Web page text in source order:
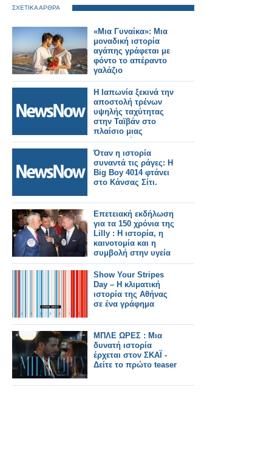
ΣΧΕΤΙΚΑ ΑΡΘΡΑ
«Μια Γυναίκα»: Μια
μοναδική ιστορία
αγάπης γράφεται με
φόντο το απέραντο
γαλάζιο
Η Ιαπωνία ξεκινά την
αποστολή τρένων
υψηλής ταχύτητας
στην Ταϊβάν στο
πλαίσιο μιας
σημαντικής
σιδηροδρομικής
παραγγελίας.
Όταν η ιστορία
συναντά τις ράγες: Η
Big Boy 4014 φτάνει
στο Κάνσας Σίτι.
Επετειακή εκδήλωση
για τα 150 χρόνια της
Lilly : Η ιστορία, η
καινοτομία και η
συμβολή στην υγεία
Show Your Stripes
Day – Η κλιματική
ιστορία της Αθήνας
σε ένα γράφημα
ΜΠΛΕ ΩΡΕΣ : Μια
δυνατή ιστορία
έρχεται στον ΣΚΑΪ -
Δείτε το πρώτο teaser